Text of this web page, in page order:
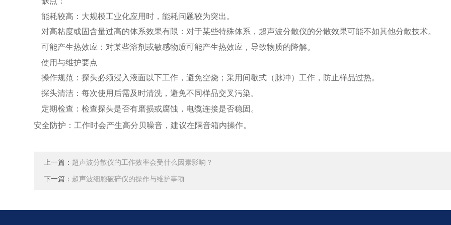
能耗较高：大规模工业化应用时，能耗问题较为突出。
对高粘度或固含量过高的体系效果有限：对于某些特殊体系，超声波分散仪的分散效果可能不如其他分散技术。
可能产生热效应：对某些溶剂或敏感物质可能产生热效应，导致物质的降解。
使用与维护要点
操作规范：探头必须浸入液面以下工作，避免空烧；采用间歇式（脉冲）工作，防止样品过热。
探头清洁：每次使用后需及时清洗，避免不同样品交叉污染。
定期检查：检查探头是否有磨损或腐蚀，电缆连接是否稳固。
安全防护：工作时会产生高分贝噪音，建议在隔音箱内操作。
上一篇： 超声波分散仪的工作效率会受什么因素影响？
下一篇： 超声波细胞破碎仪的操作与维护事项